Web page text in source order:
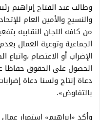
وطالب عبد الفتاح إبراهيم
والنسيج والأمين العام
من كافة اللجان النقابية
الجماعية وتوعية العمال
الإضراب أو الاعتصام
الحصول على الحقوق حفاظا
دعاة إنتاج ولسنا دعاة
بالتفاوض».
وأكد «إبراهيم» استمرار